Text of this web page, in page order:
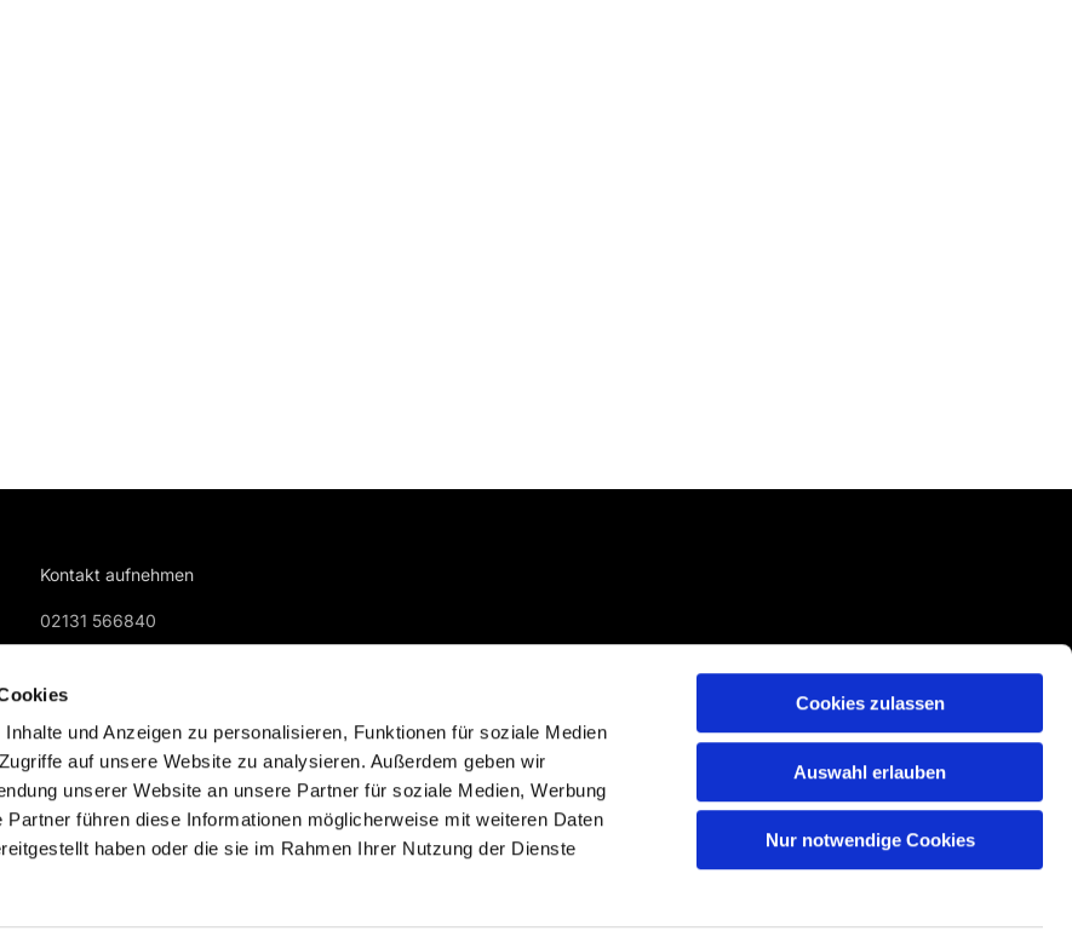
und Anzeigen zu personalisieren, Funktionen für soziale Medien
auf unsere Website zu analysieren. Außerdem geben wir
unserer Website an unsere Partner für soziale Medien, Werbung
Partner führen diese Informationen möglicherweise mit weiteren Daten
haben oder die sie im Rahmen Ihrer Nutzung der Dienste
Cookies zulassen
Auswahl erlauben
Nur notwendige Cookies
Kontakt aufnehmen
02131 566840
Datenschutzerklärung ChurchDesk-Login